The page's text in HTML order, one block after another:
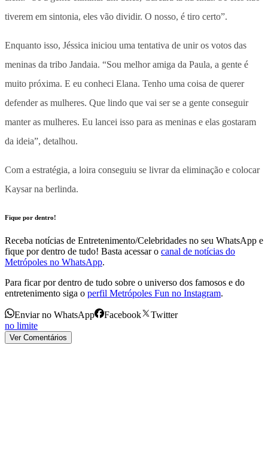
tiverem em sintonia, eles vão dividir. O nosso, é tiro certo”.
Enquanto isso, Jéssica iniciou uma tentativa de unir os votos das
meninas da tribo Jandaia. “Sou melhor amiga da Paula, a gente é
muito próxima. E eu conheci Elana. Tenho uma coisa de querer
defender as mulheres. Que lindo que vai ser se a gente conseguir
manter as mulheres. Eu lancei isso para as meninas e elas gostaram
da ideia”, detalhou.
Com a estratégia, a loira conseguiu se livrar da eliminação e colocar
Kaysar na berlinda.
Fique por dentro!
Receba notícias de Entretenimento/Celebridades no seu WhatsApp e
fique por dentro de tudo! Basta acessar o canal de notícias do
Metrópoles no WhatsApp.
Para ficar por dentro de tudo sobre o universo dos famosos e do
entretenimento siga o perfil Metrópoles Fun no Instagram.
Enviar no WhatsApp Facebook
Twitter
no limite
Ver Comentários